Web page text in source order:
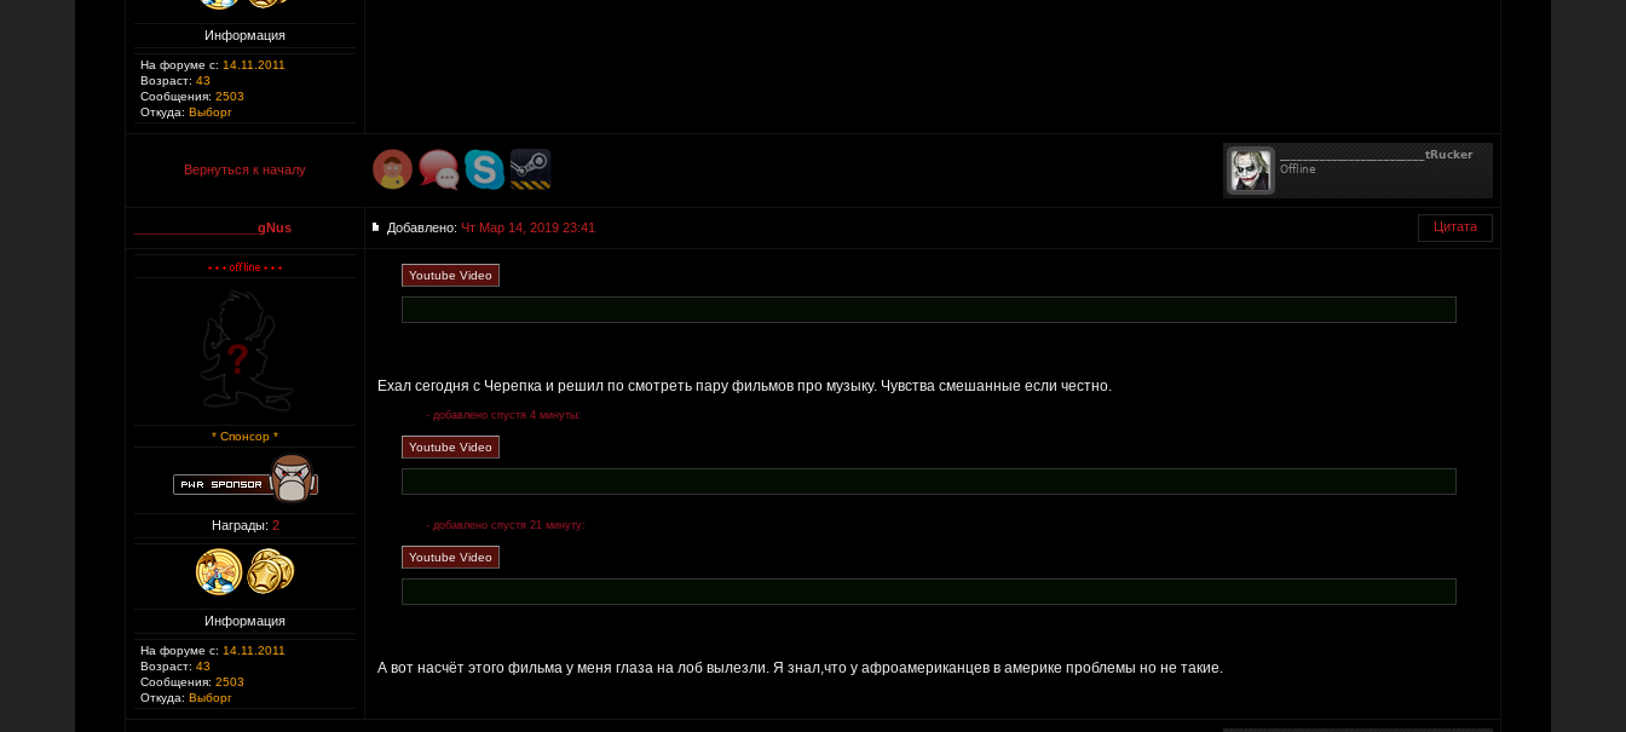
Информация
На форуме с: 14.11.2011
Возраст: 43
Сообщения: 2503
Откуда: Выборг
Вернуться к началу
_________________gNus Добавлено: Чт Мар 14, 2019 23:41 Цитата
* Спонсор *
Награды: 2
Информация
На форуме с: 14.11.2011
Возраст: 43
Сообщения: 2503
Откуда: Выборг
Ехал сегодня с Черепка и решил по смотреть пару фильмов про музыку. Чувства смешанные если честно.
- добавлено спустя 4 минуты:
- добавлено спустя 21 минуту:
А вот насчёт этого фильма у меня глаза на лоб вылезли. Я знал,что у афроамериканцев в америке проблемы но не такие.